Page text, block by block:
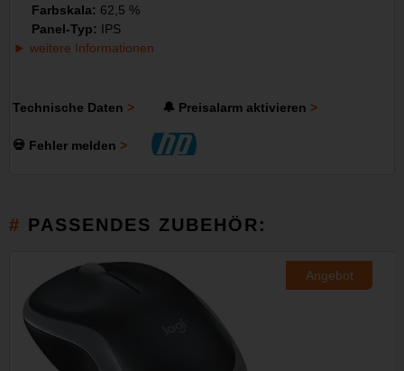
Farbskala: 62,5 %
Panel-Typ: IPS
weitere Informationen
Technische Daten 🔔 Preisalarm aktivieren
💀 Fehler melden
PASSENDES ZUBEHÖR:
Angebot